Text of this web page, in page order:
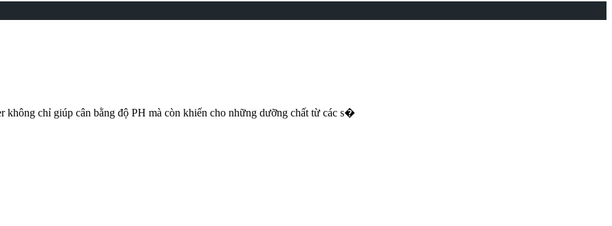
không chỉ giúp cân bằng độ PH mà còn khiến cho những dưỡng chất từ các s�